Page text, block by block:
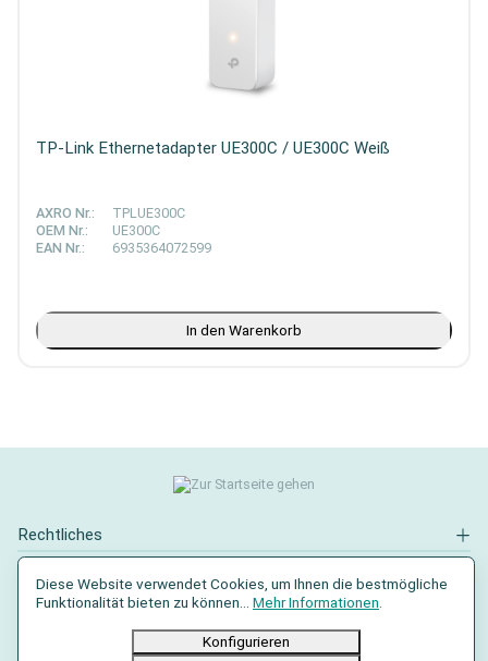
TP-Link Ethernetadapter UE300C / UE300C Weiß
AXRO Nr.:
TPLUE300C
OEM Nr.:
UE300C
EAN Nr.:
6935364072599
In den Warenkorb
Rechtliches
Kontakt
Diese Website verwendet Cookies, um Ihnen die bestmögliche
Funktionalität bieten zu können... Mehr Informationen
Konfigurieren